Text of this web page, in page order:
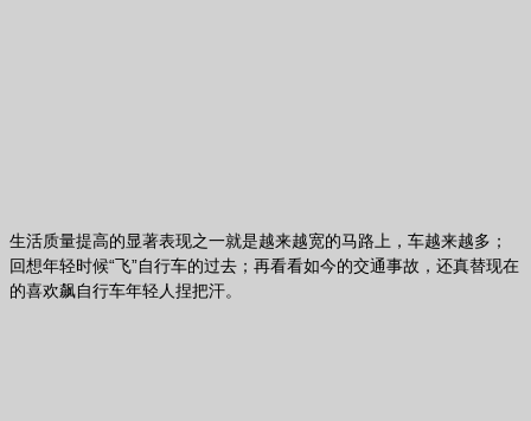
生活质量提高的显著表现之一就是越来越宽的马路上，车越来越多；
回想年轻时候“飞”自行车的过去；再看看如今的交通事故，还真替现在
的喜欢飙自行车年轻人捏把汗。